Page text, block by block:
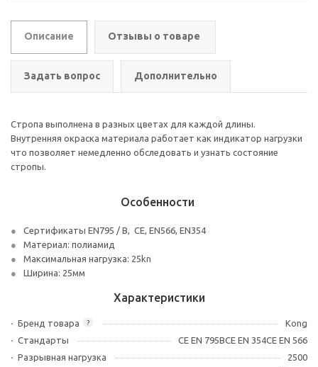
Описание Отзывы о товаре
Задать вопрос Дополнительно
Стропа выполнена в разных цветах для каждой длины.
Внутренняя окраска материала работает как индикатор нагрузки
что позволяет немедленно обследовать и узнать состояние
стропы.
Особенности
Сертификаты EN795 / B, CE, EN566, EN354
Материал: полиамид
Максимальная нагрузка: 25kn
Ширина: 25мм
Характеристики
?
Бренд товара
Kong
Стандарты
CE EN 795BCE EN 354CE EN 566
Разрывная нагрузка
2500